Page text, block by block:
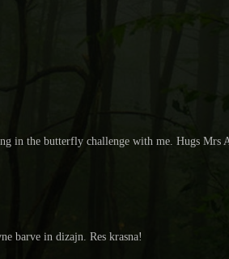
in the butterfly challenge with me. Hugs Mrs
barve in dizajn. Res krasna!